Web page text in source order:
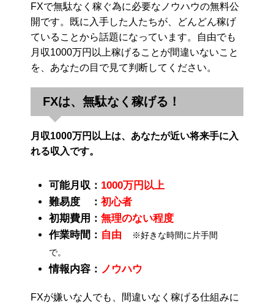
FXで無駄なく稼ぐ為に必要なノウハウの無料公
開です。既に入手した人たちが、どんどん稼げ
ていることから話題になっています。自由でも
月収1000万円以上稼げることが間違いないこと
を、あなたの目で見て判断してください。
FXは、無駄なく稼げる！
月収1000万円以上は、あなたが近い将来手に入
れる収入です。
可能月収： 1000万円以上
難易度 ： 初心者
初期費用： 無理のない程度
作業時間： 自由
※好きな時間に片手間
で。
情報内容： ノウハウ
FXが嫌いな人でも、間違いなく稼げる仕組みに